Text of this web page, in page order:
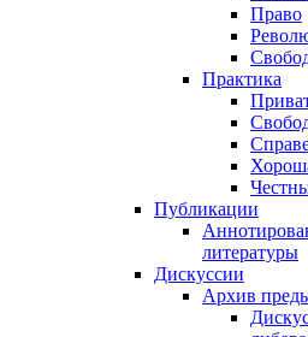
Право
Практика
Публикации
литературы
Дискуссии
Архив